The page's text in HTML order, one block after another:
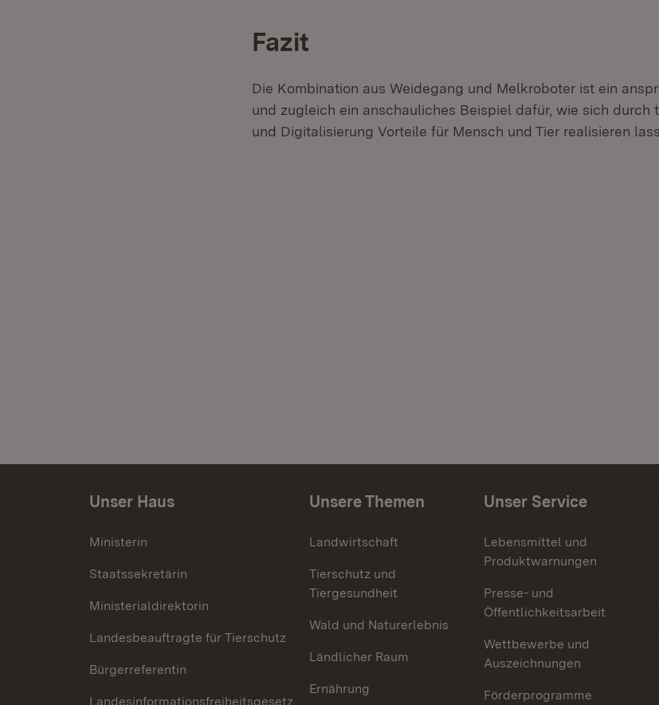
Fazit
Die Kombination aus Weidegang und Melkroboter ist ein
und zugleich ein anschauliches Beispiel dafür, wie sich durch
und Digitalisierung Vorteile für Mensch und Tier realisieren
Unser Haus
Ministerin
Staatssekretärin
Ministerialdirektorin
Landesbeauftragte für Tierschutz
Bürgerreferentin
Landesinformationsfreiheitsgesetz
Unsere Themen
Landwirtschaft
Tierschutz und
Tiergesundheit
Wald und Naturerlebnis
Ländlicher Raum
Ernährung
Unser Service
Lebensmittel und
Produktwarnungen
Presse- und
Öffentlichkeitsarbeit
Wettbewerbe und
Auszeichnungen
Förderprogramme